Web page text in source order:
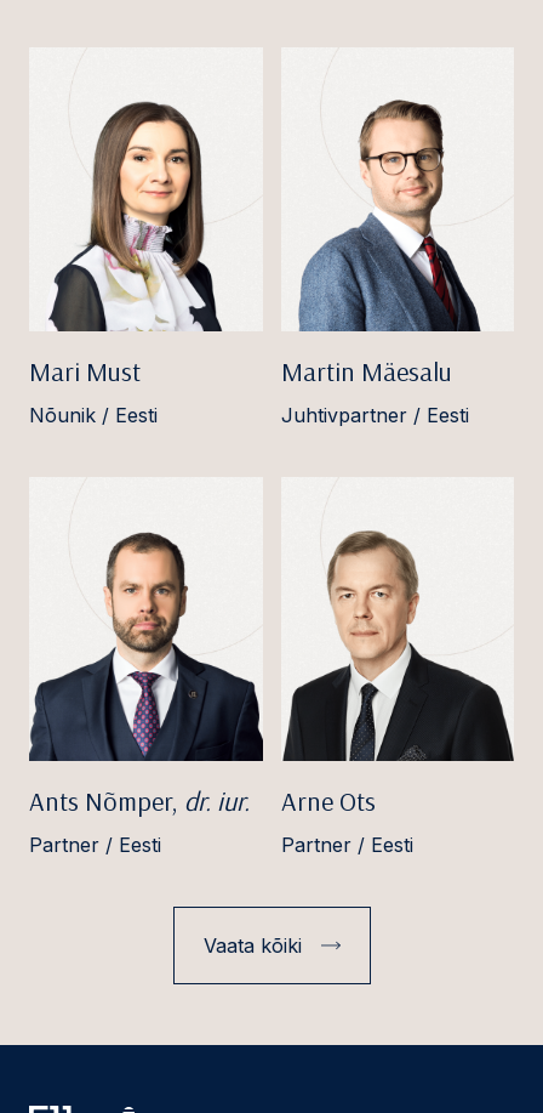
Mari Must
Nõunik / Eesti
Martin Mäesalu
Juhtivpartner / Eesti
Ants Nõmper, dr. iur.
Partner / Eesti
Arne Ots
Partner / Eesti
Vaata kõiki